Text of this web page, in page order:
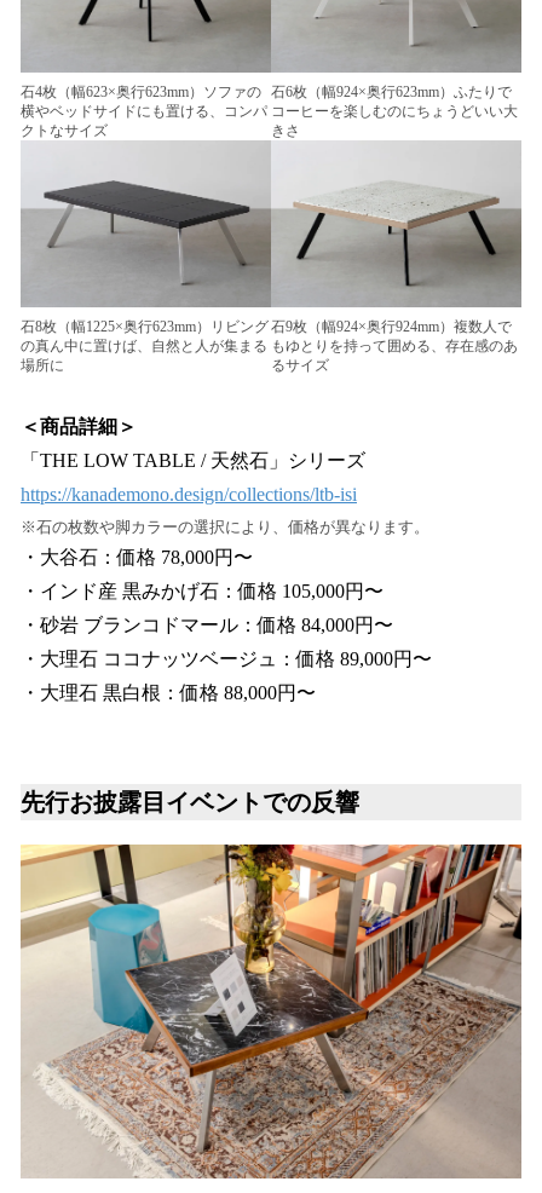
石4枚（幅623×奥行623mm）ソファの
横やベッドサイドにも置ける、コンパ
クトなサイズ
石6枚（幅924×奥行623mm）ふたりで
コーヒーを楽しむのにちょうどいい大
きさ
石8枚（幅1225×奥行623mm）リビング
の真ん中に置けば、自然と人が集まる
場所に
石9枚（幅924×奥行924mm）複数人で
もゆとりを持って囲める、存在感のあ
るサイズ
＜商品詳細＞
「THE LOW TABLE / 天然石」シリーズ
https://kanademono.design/collections/ltb-isi
※石の枚数や脚カラーの選択により、価格が異なります。
・大谷石：価格 78,000円〜
・インド産 黒みかげ石：価格 105,000円〜
・砂岩 ブランコドマール：価格 84,000円〜
・大理石 ココナッツベージュ：価格 89,000円〜
・大理石 黒白根：価格 88,000円〜
先行お披露目イベントでの反響